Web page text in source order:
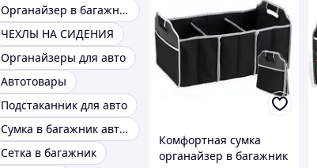
Органайзер в багажник автомобиля
ЧЕХЛЫ НА СИДЕНИЯ
Органайзеры для авто
Автотовары
Подстаканник для авто
Сумка в багажник автомобиля
Сетка в багажник
Комфортная сумка
органайзер в багажник